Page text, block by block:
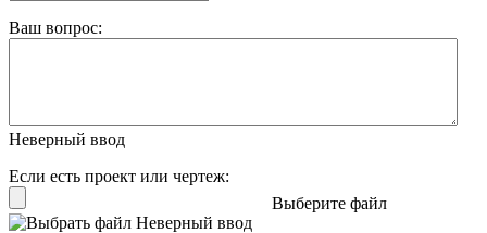
Ваш вопрос:
Неверный ввод
Если есть проект или чертеж:
Выберите файл
Неверный ввод